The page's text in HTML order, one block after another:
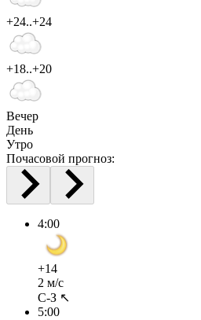
+24..+24
+18..+20
Вечер
День
Утро
Почасовой прогноз:
4:00
+14
2 м/с
С-З ↖
5:00